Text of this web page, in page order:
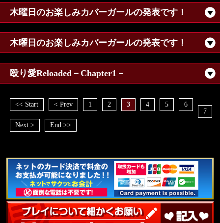
木曜日のお楽しみカバーガールの発表です！
木曜日のお楽しみカバーガールの発表です！
殴り愛Reloaded－Chapter1－
<< Start < Prev 1 2 3 4 5
6
7
Next >
End >>